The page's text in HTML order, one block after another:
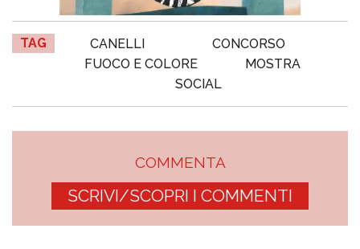
TAG CANELLI
CONCORSO
FUOCO E COLORE
MOSTRA
SOCIAL
COMMENTA
SCRIVI/SCOPRI I COMMENTI